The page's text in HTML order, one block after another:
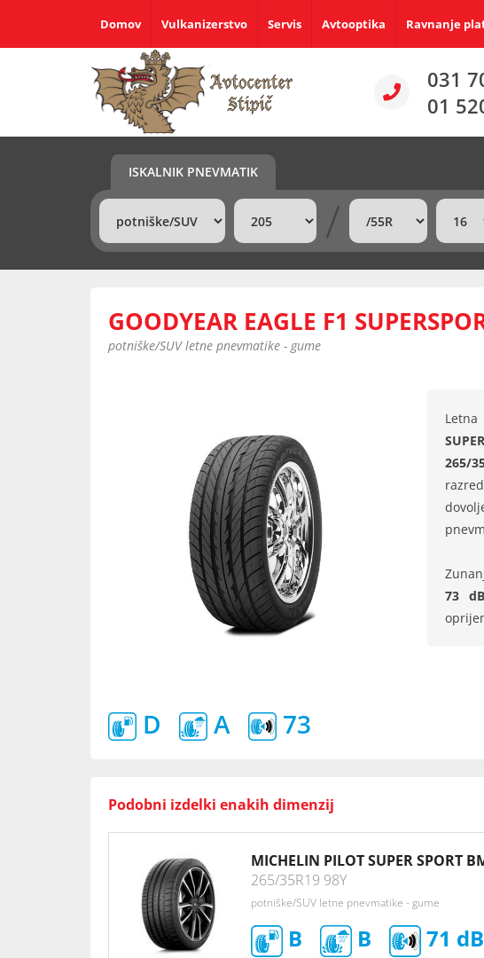
Domov Vulkanizerstvo Servis Avtooptika Ravnanje
031
01
ISKALNIK PNEVMATIK
/
GOODYEAR EAGLE F1
potniške/SUV letne pnevmatike - gume
265/
razred
73 dB
D A 73
Podobni izdelki enakih dimenzij
MICHELIN PILOT SUPER SPORT
265/35R19 98Y
potniške/SUV letne pnevmatike - gume
B B 71